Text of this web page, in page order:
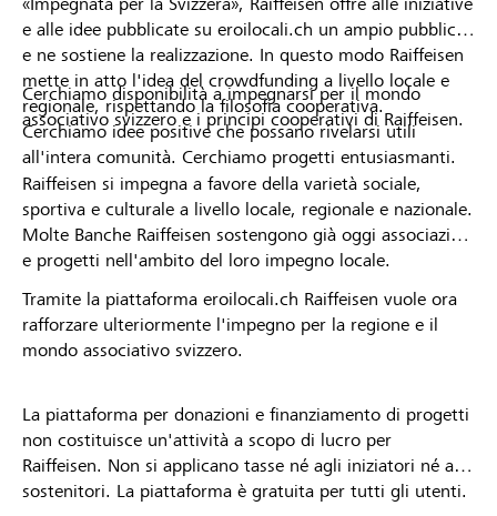
e alle idee pubblicate su eroilocali.ch un ampio pubblico
e ne sostiene la realizzazione. In questo modo Raiffeisen
mette in atto l'idea del crowdfunding a livello locale e
regionale, rispettando la filosofia cooperativa.
Cerchiamo idee positive che possano rivelarsi utili
all'intera comunità. Cerchiamo progetti entusiasmanti.
Cerchiamo disponibilità a impegnarsi per il mondo
associativo svizzero e i principi cooperativi di Raiffeisen.
Raiffeisen si impegna a favore della varietà sociale,
sportiva e culturale a livello locale, regionale e nazionale.
Molte Banche Raiffeisen sostengono già oggi associazioni
e progetti nell'ambito del loro impegno locale.
Tramite la piattaforma eroilocali.ch Raiffeisen vuole ora
rafforzare ulteriormente l'impegno per la regione e il
mondo associativo svizzero.
La piattaforma per donazioni e finanziamento di progetti
non costituisce un'attività a scopo di lucro per
Raiffeisen. Non si applicano tasse né agli iniziatori né ai
sostenitori. La piattaforma è gratuita per tutti gli utenti.